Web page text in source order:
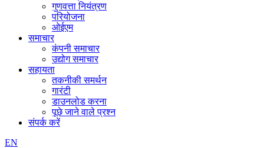
गुणवत्ता नियंत्रण
परियोजना
ओईएम
समाचार
कंपनी समाचार
उद्योग समाचार
सहायता
तकनीकी समर्थन
गारंटी
डाउनलोड करना
पूछे जाने वाले प्रश्न
संपर्क करें
EN